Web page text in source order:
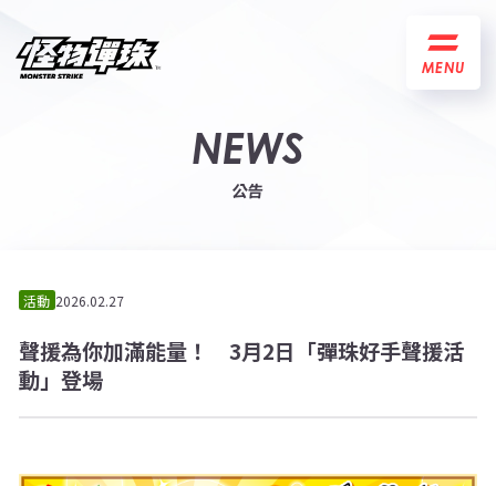
MENU
NEWS
公告
活動 2026.02.27
聲援為你加滿能量！ 3月2日「彈珠好手聲援活
動」登場